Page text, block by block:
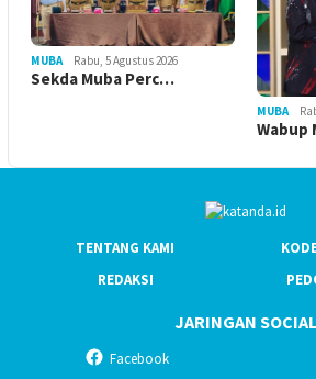
MUBA Rabu, 5 Agustus 2026
Sekda Muba Perc…
MUBA
Wabup
TENTANG KAMI
REDAKSI
JARINGAN SOCIAL
Facebook